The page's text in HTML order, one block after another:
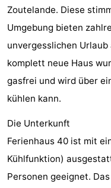
Sehen
&
tun
-
Museen
-
Galerien
-
Kirchen
-
Leuchtturme
Zoutelande. Diese
Umgebung bieten
unvergesslichen
komplett neue Haus
gasfrei und wird über
kühlen kann.
Die Unterkunft
Ferienhaus 40 ist mit
Kühlfunktion)
Personen geeignet.